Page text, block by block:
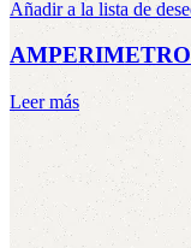
Añadir a la lista de
Leer más